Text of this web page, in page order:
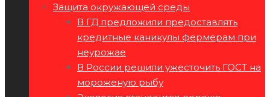
Защита окружающей среды
В ГД предложили предоставлять
кредитные каникулы фермерам при
неурожае
В России решили ужесточить ГОСТ на
мороженую рыбу